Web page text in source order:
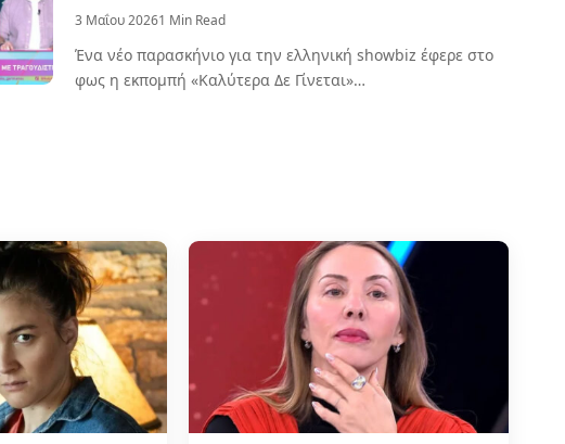
3 Μαΐου 20261 Min Read
Ένα νέο παρασκήνιο για την ελληνική showbiz έφερε στο
φως η εκπομπή «Καλύτερα Δε Γίνεται»…